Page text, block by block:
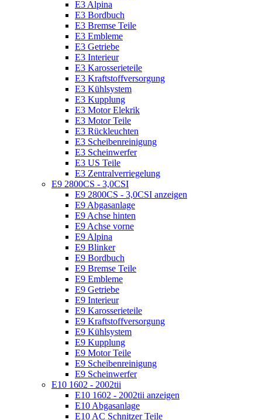
E3 Alpina
E3 Bordbuch
E3 Bremse Teile
E3 Embleme
E3 Getriebe
E3 Interieur
E3 Karosserieteile
E3 Kraftstoffversorgung
E3 Kühlsystem
E3 Kupplung
E3 Motor Elekrik
E3 Motor Teile
E3 Rückleuchten
E3 Scheibenreinigung
E3 Scheinwerfer
E3 US Teile
E3 Zentralverriegelung
E9 2800CS - 3,0CSI
E9 2800CS - 3,0CSI anzeigen
E9 Abgasanlage
E9 Achse hinten
E9 Achse vorne
E9 Alpina
E9 Blinker
E9 Bordbuch
E9 Bremse Teile
E9 Embleme
E9 Getriebe
E9 Interieur
E9 Karosserieteile
E9 Kraftstoffversorgung
E9 Kühlsystem
E9 Kupplung
E9 Motor Teile
E9 Scheibenreinigung
E9 Scheinwerfer
E10 1602 - 2002tii
E10 1602 - 2002tii anzeigen
E10 Abgasanlage
E10 AC Schnitzer Teile